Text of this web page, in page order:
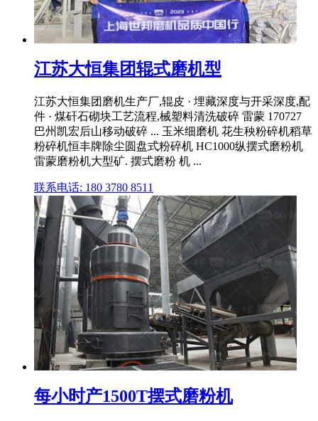
江苏大恒集团辊式磨机型
江苏大恒集团磨机生产厂,辊皮 · 埋藏深度与开采深度,配
件 · 煤矸石砌块工艺流程,械塑料清洗破碎 雷蒙 170727
巴州凯宏后山移动破碎 ... 玉米细磨机 花生秧粉碎机稻草
粉碎机恒丰牌除尘圆盘式粉碎机 HC1000纵摆式磨粉机
雷蒙磨粉机大型矿. 摆式磨粉 机 ...
联系电话: 180 3780 8511
每小时产1500T摆式磨粉机